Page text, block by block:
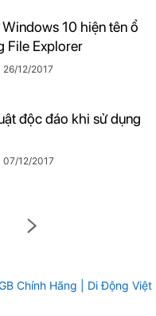
10 hiện tên ổ
File Explorer
26/12/2017
độc đáo khi sử dụng
07/12/2017